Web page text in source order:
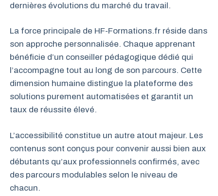
dernières évolutions du marché du travail.
La force principale de HF-Formations.fr réside dans
son approche personnalisée. Chaque apprenant
bénéficie d’un conseiller pédagogique dédié qui
l’accompagne tout au long de son parcours. Cette
dimension humaine distingue la plateforme des
solutions purement automatisées et garantit un
taux de réussite élevé.
L’accessibilité constitue un autre atout majeur. Les
contenus sont conçus pour convenir aussi bien aux
débutants qu’aux professionnels confirmés, avec
des parcours modulables selon le niveau de
chacun.